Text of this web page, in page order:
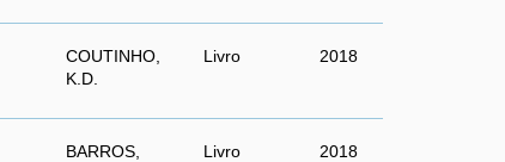
COUTINHO,
K.D.
Livro 2018
BARROS,
Livro 2018